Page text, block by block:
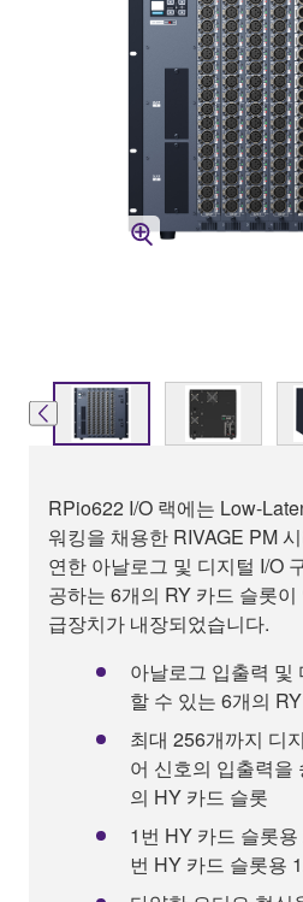
RPio622 I/O 랙에는 Low-
워킹을 채용한 RIVAGE PM
연한 아날로그 및 디지털 I/O
공하는 6개의 RY 카드 슬롯
급장치가 내장되었습니다.
아날로그 입출력 및
할 수 있는 6개의
최대 256개까지 디
어 신호의 입출력을
의 HY 카드 슬롯
1번 HY 카드 슬롯
번 HY 카드 슬롯용